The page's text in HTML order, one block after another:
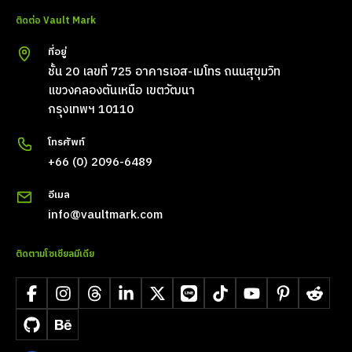
ติดต่อ Vault Mark
ที่อยู่
ชั้น 20 เลขที่ 725 อาคารเอส-เมโทร ถนนสุขุมวิท
แขวงคลองตันเหนือ เขตวัฒนา
กรุงเทพฯ 10110
โทรศัพท์
+66 (0) 2096-6489
อีเมล
info@vaultmark.com
ติดตามโซเชียลมีเดีย
FacebookInstagramThreadsLinkedIn
X LINE TikTokYouTubePinterestReddit
GitHubBehance